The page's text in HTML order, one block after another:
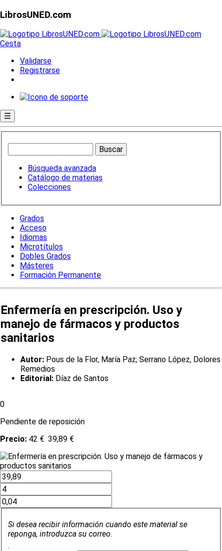
LibrosUNED.com
Cesta
Validarse
Registrarse
☰
Búsqueda avanzada
Catálogo de materias
Colecciones
Grados
Acceso
Idiomas
Microtítulos
Dobles Grados
Másteres
Formación Permanente
Enfermería en prescripción. Uso y
manejo de fármacos y productos
sanitarios
Autor: Pous de la Flor, María Paz; Serrano López, Dolores
Remedios
Editorial: Díaz de Santos
0
Pendiente de reposición
Precio: 42 € 39,89 €
Si desea recibir información cuando este material se
reponga, introduzca su correo.
.